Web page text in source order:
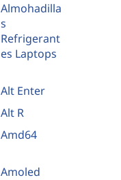
Almohadilla
s
Refrigerant
es Laptops
Alt Enter
Alt R
Amd64
Amoled